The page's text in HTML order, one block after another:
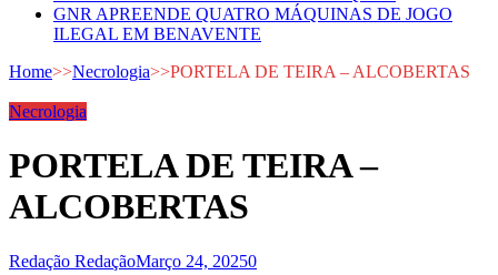
GNR APREENDE QUATRO MÁQUINAS DE JOGO
ILEGAL EM BENAVENTE
Home>>Necrologia>>PORTELA DE TEIRA – ALCOBERTAS
Necrologia
PORTELA DE TEIRA –
ALCOBERTAS
Redação RedaçãoMarço 24, 20250